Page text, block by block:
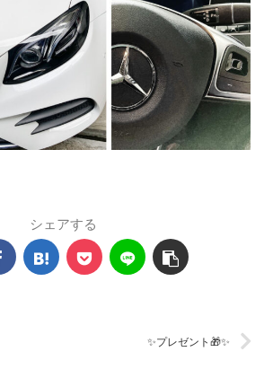
シェアする
✨プレゼント🎁✨